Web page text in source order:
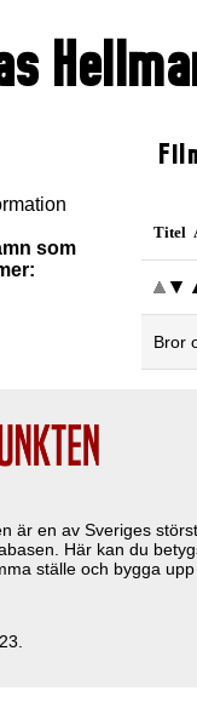
som
Titel
Bror
är en av Sveriges
Här kan du
ställe och bygga upp